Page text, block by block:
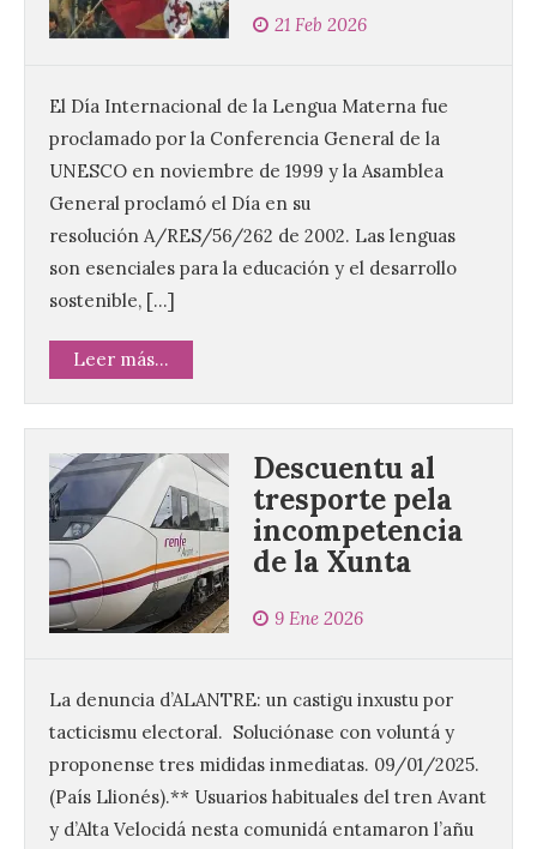
21 Feb 2026
El Día Internacional de la Lengua Materna fue
proclamado por la Conferencia General de la
UNESCO en noviembre de 1999 y la Asamblea
General proclamó el Día en su
resolución A/RES/56/262 de 2002. Las lenguas
son esenciales para la educación y el desarrollo
sostenible, […]
Leer más...
Descuentu al
tresporte pela
incompetencia
de la Xunta
9 Ene 2026
La denuncia d’ALANTRE: un castigu inxustu por
tacticismu electoral. Soluciónase con voluntá y
proponense tres mididas inmediatas. 09/01/2025.
(País Llionés).** Usuarios habituales del tren Avant
y d’Alta Velocidá nesta comunidá entamaron l’añu